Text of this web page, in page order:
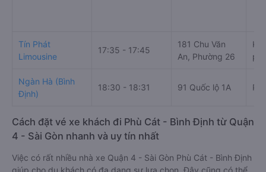
Tín Phát
Limousine
17:35 - 17:45
181 Chu Văn
An, Phường 26
Ngàn Hà (Bình
Định)
18:30 - 18:31 91 Quốc lộ 1A
Cách đặt vé xe khách đi Phù Cát - Bình Định từ Quận
4 - Sài Gòn nhanh và uy tín nhất
Việc có rất nhiều nhà xe Quận 4 - Sài Gòn Phù Cát - Bình Định
giúp cho du khách có đa dạng sự lựa chọn. Đây cũng có thể